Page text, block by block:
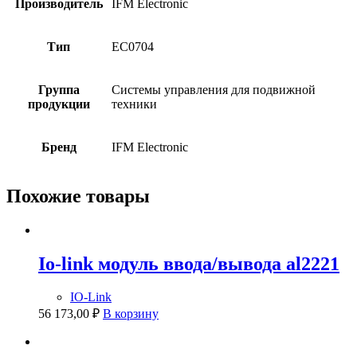
Производитель IFM Electronic
Тип EC0704
Группа
продукции
Системы управления для подвижной
техники
Бренд IFM Electronic
Похожие товары
Io-link модуль ввода/вывода al2221
IO-Link
56 173,00 ₽ В корзину